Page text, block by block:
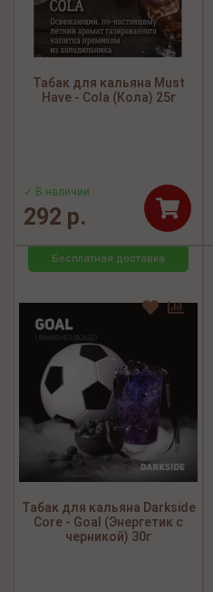
Табак для кальяна Must
Have - Cola (Кола) 25г
✓ В наличии
292 р.
Бесплатная доставка
Табак для кальяна Darkside
Core - Goal (Энергетик с
черникой) 30г